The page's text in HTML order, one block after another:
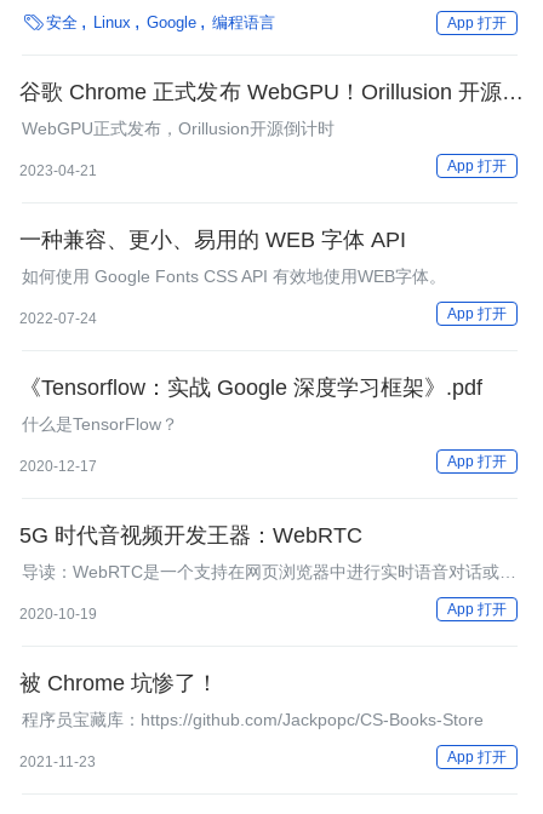
Chromium 浏览器的默认搜索引擎从 Google 改为 DuckDuckGo。
安全 Linux Google 编程语言 App 打开
谷歌 Chrome 正式发布 WebGPU！Orillusion 开源倒
计时！
WebGPU正式发布，Orillusion开源倒计时
2023-04-21 App 打开
一种兼容、更小、易用的 WEB 字体 API
如何使用 Google Fonts CSS API 有效地使用WEB字体。
2022-07-24 App 打开
《Tensorflow：实战 Google 深度学习框架》.pdf
什么是TensorFlow？
2020-12-17 App 打开
5G 时代音视频开发王器：WebRTC
导读：WebRTC是一个支持在网页浏览器中进行实时语音对话或视
频对话的解决方案。于2011年开源，并在Google、Mozilla、
Opera的支持下被纳入万维网联盟的W3C推荐标准。
2020-10-19 App 打开
被 Chrome 坑惨了！
程序员宝藏库：https://github.com/Jackpopc/CS-Books-Store
2021-11-23 App 打开